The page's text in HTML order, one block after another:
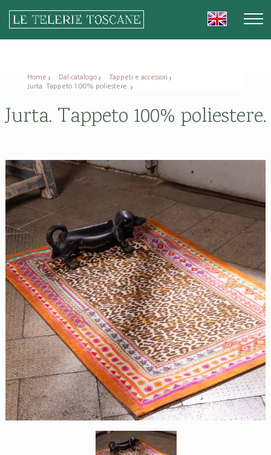
Home Dal catalogo
Tappeti e accessori
Jurta. Tappeto 100% poliestere.
Jurta. Tappeto 100% poliestere.